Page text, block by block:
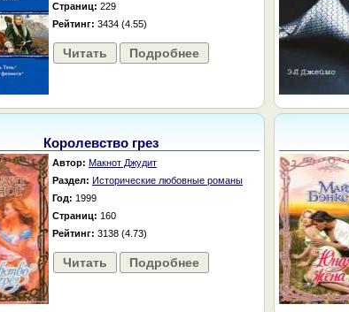
Страниц: 229
Рейтинг: 3434 (4.55)
Читать Подробнее
Королевство грез
Автор: Макнот Джудит
Раздел: Исторические любовные романы
Год: 1999
Страниц: 160
Рейтинг: 3138 (4.73)
Читать Подробнее